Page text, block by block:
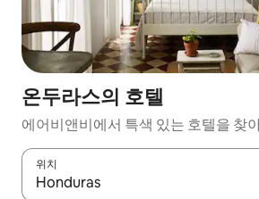
온두라스의 호텔
에어비앤비에서 특색 있는 호텔을 찾
위치
결과가 나오면 위·아래 화살표 키를 사